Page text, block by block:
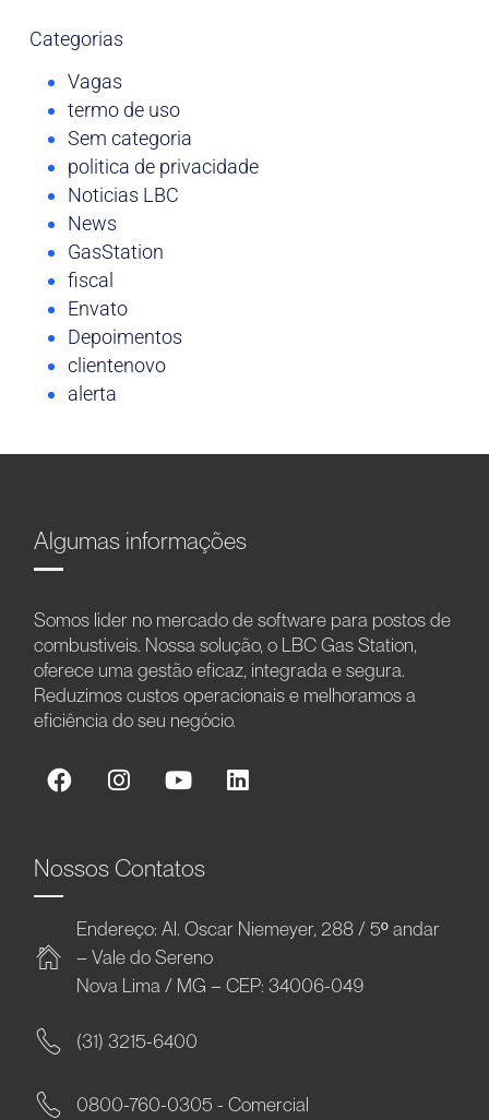
Categorias
Vagas
termo de uso
Sem categoria
politica de privacidade
Noticias LBC
News
GasStation
fiscal
Envato
Depoimentos
clientenovo
alerta
Algumas informações
Somos líder no mercado de software para postos de
combustíveis. Nossa solução, o LBC Gas Station,
oferece uma gestão eficaz, integrada e segura.
Reduzimos custos operacionais e melhoramos a
eficiência do seu negócio.
Nossos Contatos
Endereço: Al. Oscar Niemeyer, 288 / 5º andar
– Vale do Sereno
Nova Lima / MG – CEP: 34006-049
(31) 3215-6400
0800-760-0305 - Comercial